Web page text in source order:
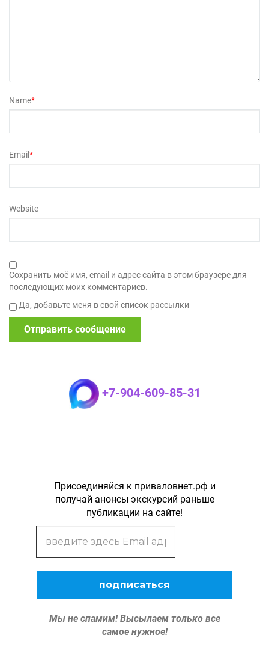
Name*
Email*
Website
Сохранить моё имя, email и адрес сайта в этом браузере для
последующих моих комментариев.
Да, добавьте меня в свой список рассылки
+7-904-609-85-31
Присоединяйся к приваловнет.рф и
получай анонсы экскурсий раньше
публикации на сайте!
Мы не спамим! Высылаем только все
самое нужное!